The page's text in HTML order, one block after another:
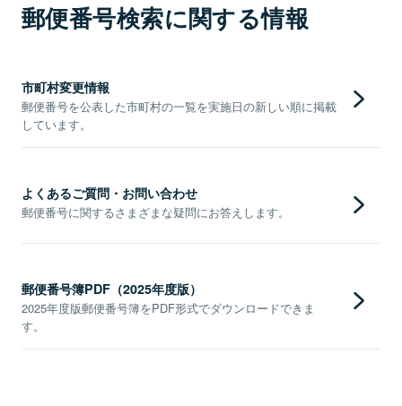
郵便番号検索に関する情報
市町村変更情報
郵便番号を公表した市町村の一覧を実施日の新しい順に掲載
しています。
よくあるご質問・お問い合わせ
郵便番号に関するさまざまな疑問にお答えします。
郵便番号簿PDF（2025年度版）
2025年度版郵便番号簿をPDF形式でダウンロードできま
す。